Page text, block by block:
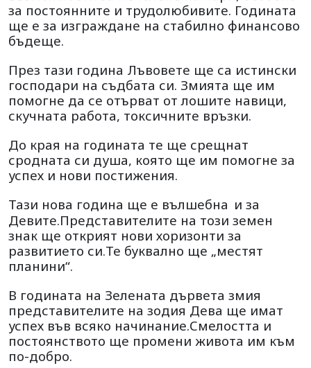
за постоянните и трудолюбивите. Годината
ще е за изграждане на стабилно финансово
бъдеще.
През тази година Лъвовете ще са истински
господари на съдбата си. Змията ще им
помогне да се отърват от лошите навици,
скучната работа, токсичните връзки.
До края на годината те ще срещнат
сродната си душа, която ще им помогне за
успех и нови постижения.
Тази нова година ще е вълшебна и за
Девите.Представителите на този земен
знак ще открият нови хоризонти за
развитието си.Те буквално ще „местят
планини“.
В годината на Зелената дървета змия
представителите на зодия Дева ще имат
успех във всяко начинание.Смелостта и
постоянството ще промени живота им към
по-добро.